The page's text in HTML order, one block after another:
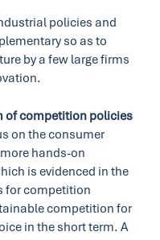
policies and
so as to
by a few large firms
of competition policies
on the consumer
hands-on
is evidenced in the
for competition
competition for
in the short term. A